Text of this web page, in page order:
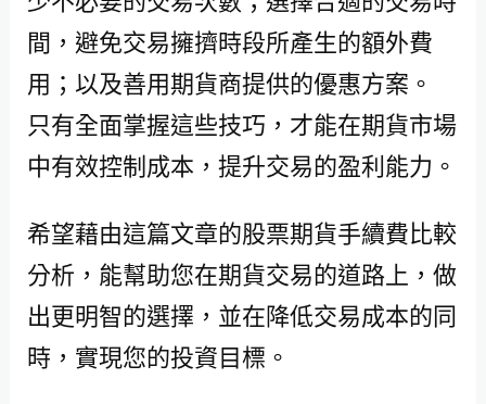
間，避免交易擁擠時段所產生的額外費
用；以及善用期貨商提供的優惠方案。
只有全面掌握這些技巧，才能在期貨市場
中有效控制成本，提升交易的盈利能力。
希望藉由這篇文章的股票期貨手續費比較
分析，能幫助您在期貨交易的道路上，做
出更明智的選擇，並在降低交易成本的同
時，實現您的投資目標。